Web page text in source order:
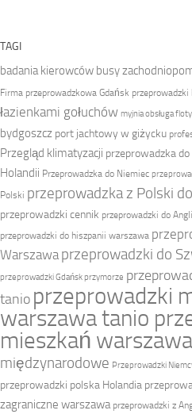
TAGI
badania kierowców busy
Firma przeprowadzkowa Gdańsk przeprowadzki
łazienkami gołuchów myjnia obsługa
bydgoszcz port jachtowy w giżycku
Przegląd klimatyzacji przeprowadzka do
Holandii Przeprowadzka do Niemiec
Polski przeprowadzka z Polski
przeprowadzki cennik przeprowadzki do
przeprowadzki do hiszpanii warszawa
Warszawa przeprowadzki do
przeprowadzki Gdańsk przymorze
tanio przeprowadzki
warszawa tanio
mieszkań warszawa
międzynarodowe Przeprowadzki
przeprowadzki polska Holandia
zagraniczne warszawa przeprowadzki z